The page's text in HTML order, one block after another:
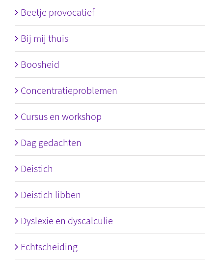
Beetje provocatief
Bij mij thuis
Boosheid
Concentratieproblemen
Cursus en workshop
Dag gedachten
Deistich
Deistich libben
Dyslexie en dyscalculie
Echtscheiding